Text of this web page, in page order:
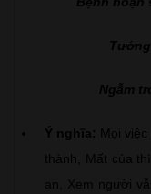
Ngẫm
Ý nghĩa: Mọi
thành, Mất của
an, Xem người